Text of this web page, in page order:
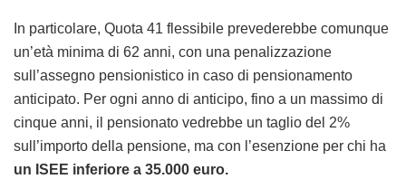
In particolare, Quota 41 flessibile prevederebbe comunque
un’età minima di 62 anni, con una penalizzazione
sull’assegno pensionistico in caso di pensionamento
anticipato. Per ogni anno di anticipo, fino a un massimo di
cinque anni, il pensionato vedrebbe un taglio del 2%
sull’importo della pensione, ma con l’esenzione per chi ha
un ISEE inferiore a 35.000 euro.